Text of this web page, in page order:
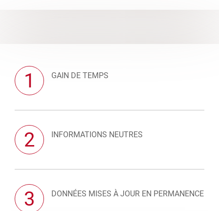
1 GAIN DE TEMPS
2 INFORMATIONS NEUTRES
3 DONNÉES MISES À JOUR EN PERMANENCE